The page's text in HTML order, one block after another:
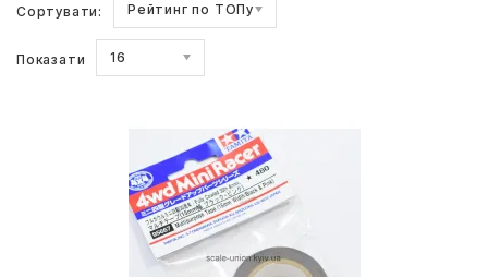
Сортувати: Рейтинг по ТОПу
Показати 16